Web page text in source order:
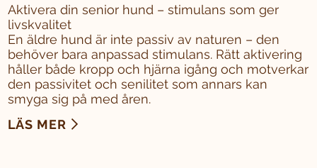
Aktivera din senior hund – stimulans som ger
livskvalitet
En äldre hund är inte passiv av naturen – den
behöver bara anpassad stimulans. Rätt aktivering
håller både kropp och hjärna igång och motverkar
den passivitet och senilitet som annars kan
smyga sig på med åren.
LÄS MER